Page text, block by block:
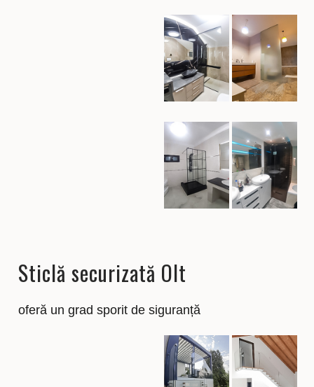
Sticlă securizată Olt
oferă un grad sporit de siguranță